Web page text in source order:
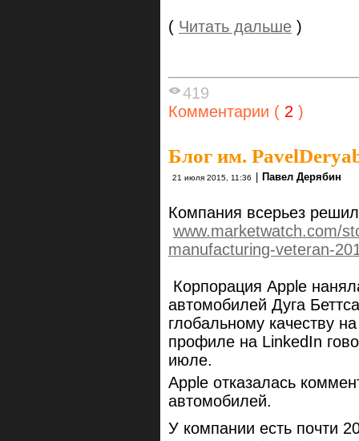
( Читать дальше )
419
Комментарии ( 2 )
Блог им.
21 июля 2015, 11:36 | Павел Дерябин
Компания всерьез
www.marketwatch.com/
manufacturing-veteran-
Корпорация Apple
автомобилей Дуга
глобальному качеству
профиле на LinkedIn
июле.
Apple отказалась
автомобилей.
У компании есть почти